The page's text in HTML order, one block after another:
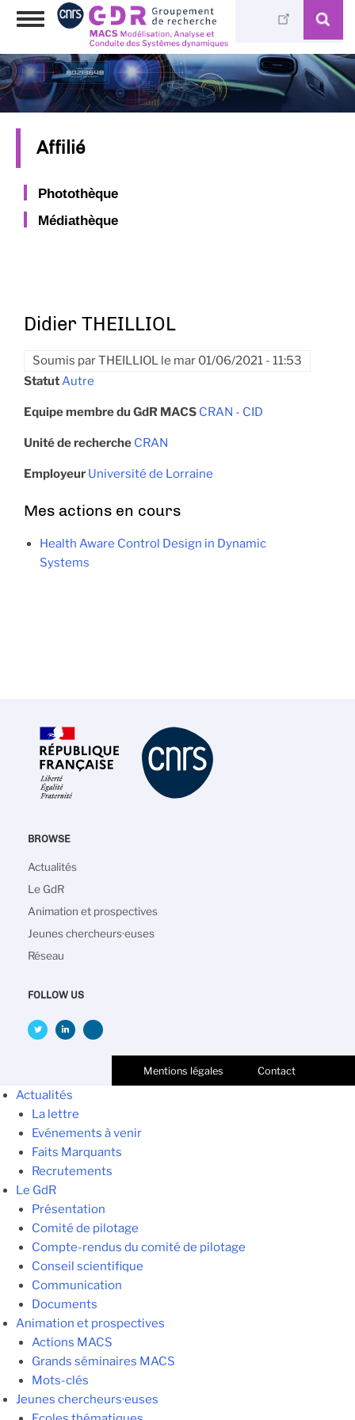
Aller
principal
Toggle
Affilié
Photothèque
Médiathèque
Didier THEILLIOL
Soumis parTHEILLIOL le mar 01/06/2021 - 11:53
StatutAutre
Equipe membre du GdR MACS CRAN - CID
Unité de recherche CRAN
Employeur Université de Lorraine
Mes actions en cours
Health Aware Control Design in Dynamic
Systems
BROWSE
Navigation
principale
Actualités
Le GdR
Animation et prospectives
Jeunes chercheurs·euses
Réseau
FOLLOW US
Mentions légales Contact
Actualités
La lettre
Evénements à venir
Faits Marquants
Recrutements
Le GdR
Présentation
Comité de pilotage
Compte-rendus du comité de pilotage
Conseil scientifique
Communication
Documents
Animation et prospectives
Actions MACS
Grands séminaires MACS
Mots-clés
Jeunes chercheurs·euses